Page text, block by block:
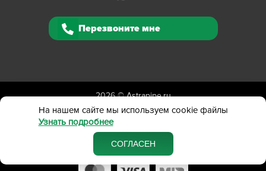
Перезвоните мне
2026 ©Astrapipe.ru
Полная версия сайта
Политика конфиденциальности
Вся представленная на сайте информация приведена
в ознакомительных целях и не является публичной офертой
На нашем сайте мы используем cookie файлы
Узнать подробнее
СОГЛАСЕН